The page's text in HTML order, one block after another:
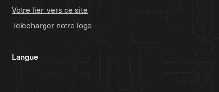
Votre lien vers ce site
Télécharger notre logo
Langue